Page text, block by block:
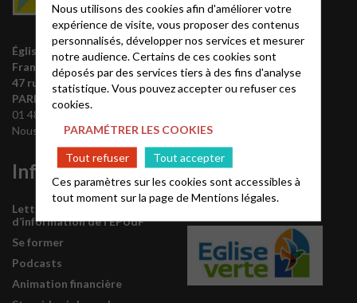
Église protestante unie de
France
47 rue de Clichy 75009
PARIS
01 48 74 90 92
Nous contacter
Liste des régions
Annuaire EPUdF
Synodes et décisions
Déclarer sa foi
Partenaires
Tutoriels
Informations
Lettre mensuelle
d’information de l’EPUdF
Se former
Podcasts
Animation financière
L’Eglise est
labellisée
Nous utilisons des cookies afin d'améliorer votre
expérience de visite, vous proposer des contenus
personnalisés, développer nos services et mesurer
notre audience. Certains de ces cookies sont
déposés par des services tiers à des fins d'analyse
statistique. Vous pouvez accepter ou refuser ces
cookies.
PARAMÉTRER LES COOKIES
Tout refuser
Tout accepter
Ces paramètres sur les cookies sont accessibles à
tout moment sur la page deMentions légales.